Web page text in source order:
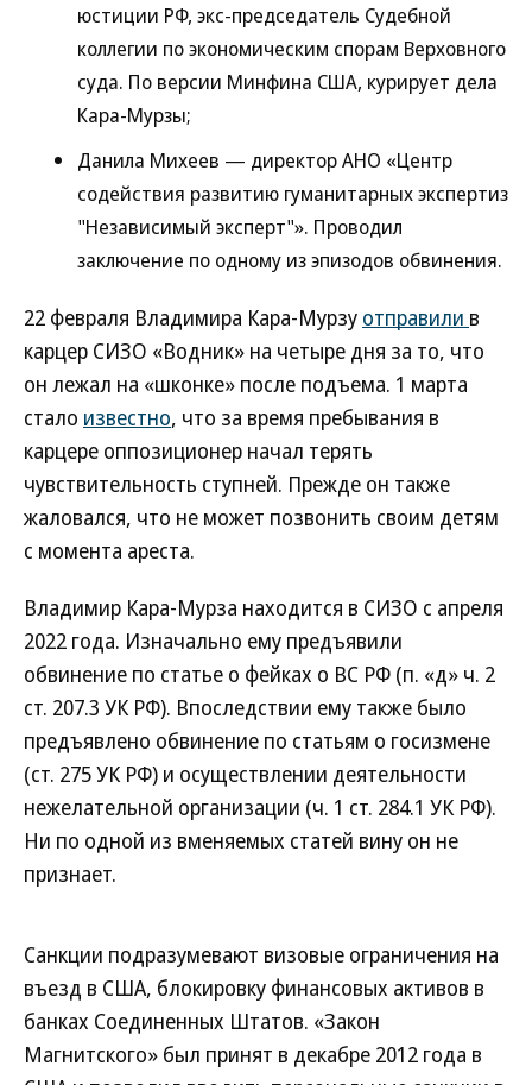
юстиции РФ, экс-председатель Судебной
коллегии по экономическим спорам Верховного
суда. По версии Минфина США, курирует дела
Кара-Мурзы;
Данила Михеев — директор АНО «Центр
содействия развитию гуманитарных экспертиз
"Независимый эксперт"». Проводил
заключение по одному из эпизодов обвинения.
22 февраля Владимира Кара-Мурзу отправили в
карцер СИЗО «Водник» на четыре дня за то, что
он лежал на «шконке» после подъема. 1 марта
стало известно, что за время пребывания в
карцере оппозиционер начал терять
чувствительность ступней. Прежде он также
жаловался, что не может позвонить своим детям
с момента ареста.
Владимир Кара-Мурза находится в СИЗО с апреля
2022 года. Изначально ему предъявили
обвинение по статье о фейках о ВС РФ (п. «д» ч. 2
ст. 207.3 УК РФ). Впоследствии ему также было
предъявлено обвинение по статьям о госизмене
(ст. 275 УК РФ) и осуществлении деятельности
нежелательной организации (ч. 1 ст. 284.1 УК РФ).
Ни по одной из вменяемых статей вину он не
признает.
Санкции подразумевают визовые ограничения на
въезд в США, блокировку финансовых активов в
банках Соединенных Штатов. «Закон
Магнитского» был принят в декабре 2012 года в